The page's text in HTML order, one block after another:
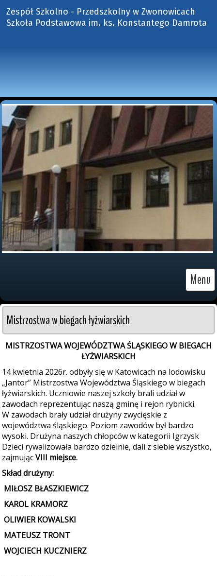
Zespół Szkolno - Przedszkolny w Zwonowicach
Szkoła Podstawowa im. ks. Konstantego Damrota
Menu
Mistrzostwa w biegach łyżwiarskich
MISTRZOSTWA WOJEWÓDZTWA ŚLĄSKIEGO W BIEGACH
ŁYŻWIARSKICH
14 kwietnia 2026r. odbyły się w Katowicach na lodowisku
„Jantor” Mistrzostwa Województwa Śląskiego w biegach
łyżwiarskich. Uczniowie naszej szkoły brali udział w
zawodach reprezentując naszą gminę i rejon rybnicki.
W zawodach brały udział drużyny zwycięskie z
województwa śląskiego. Poziom zawodów był bardzo
wysoki. Drużyna naszych chłopców w kategorii Igrzysk
Dzieci rywalizowała bardzo dzielnie, dali z siebie wszystko,
zajmującVIII miejsce.
Skład drużyny:
MIŁOSZ BŁASZKIEWICZ
KAROL KRAMORZ
OLIWIER KOWALSKI
MATEUSZ TRONT
WOJCIECH KUCZNIERZ